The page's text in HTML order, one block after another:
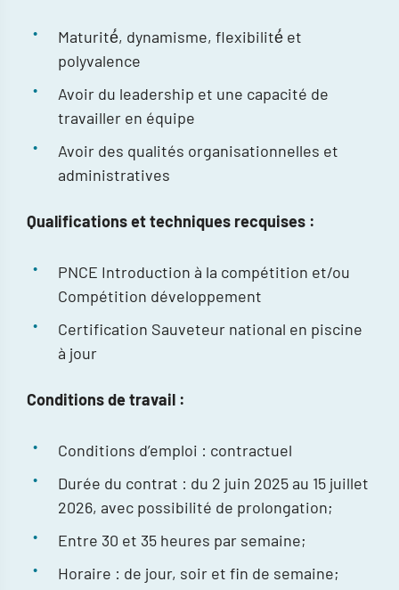
Maturité́, dynamisme, flexibilité́ et
polyvalence
Avoir du leadership et une capacité de
travailler en équipe
Avoir des qualités organisationnelles et
administratives
Qualifications et techniques recquises :
PNCE Introduction à la compétition et/ou
Compétition développement
Certification Sauveteur national en piscine
à jour
Conditions de travail :
Conditions d’emploi : contractuel
Durée du contrat : du 2 juin 2025 au 15 juillet
2026, avec possibilité de prolongation;
Entre 30 et 35 heures par semaine;
Horaire : de jour, soir et fin de semaine;